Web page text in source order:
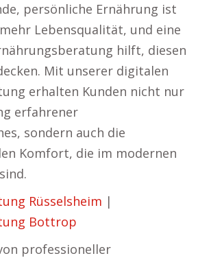
persönliche Ernährung ist
Lebensqualität, und eine
hilft, diesen
Mit unserer digitalen
erhalten Kunden nicht nur
erfahrener
sondern auch die
Komfort, die im modernen
Rüsselsheim |
Bottrop
professioneller